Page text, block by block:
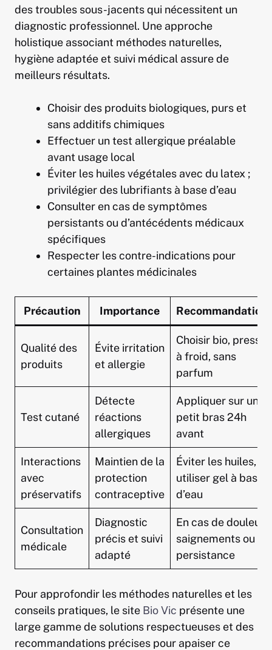
des troubles sous-jacents qui nécessitent un
diagnostic professionnel. Une approche
holistique associant méthodes naturelles,
hygiène adaptée et suivi médical assure de
meilleurs résultats.
Choisir des produits biologiques, purs et
sans additifs chimiques
Effectuer un test allergique préalable
avant usage local
Éviter les huiles végétales avec du latex ;
privilégier des lubrifiants à base d’eau
Consulter en cas de symptômes
persistants ou d’antécédents médicaux
spécifiques
Respecter les contre-indications pour
certaines plantes médicinales
Précaution Importance
Qualité des
produits
Évite irritation
et allergie
Choisir bio, pressé
à froid, sans
parfum
Test cutané
Détecte
réactions
allergiques
Appliquer sur un
petit bras 24h
avant
Interactions
avec
préservatifs
Maintien de la
protection
contraceptive
Éviter les huiles,
utiliser gel à base
d’eau
Consultation
médicale
Diagnostic
précis et suivi
adapté
En cas de douleurs,
saignements ou
persistance
Pour approfondir les méthodes naturelles et les
conseils pratiques, le site Bio Vic présente une
large gamme de solutions respectueuses et des
recommandations précises pour apaiser ce